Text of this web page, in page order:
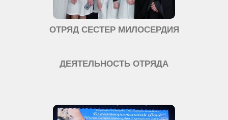
ОТРЯД СЕСТЕР МИЛОСЕРДИЯ
ДЕЯТЕЛЬНОСТЬ ОТРЯДА